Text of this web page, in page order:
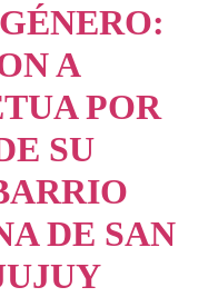
A
POR
SU
DE SAN